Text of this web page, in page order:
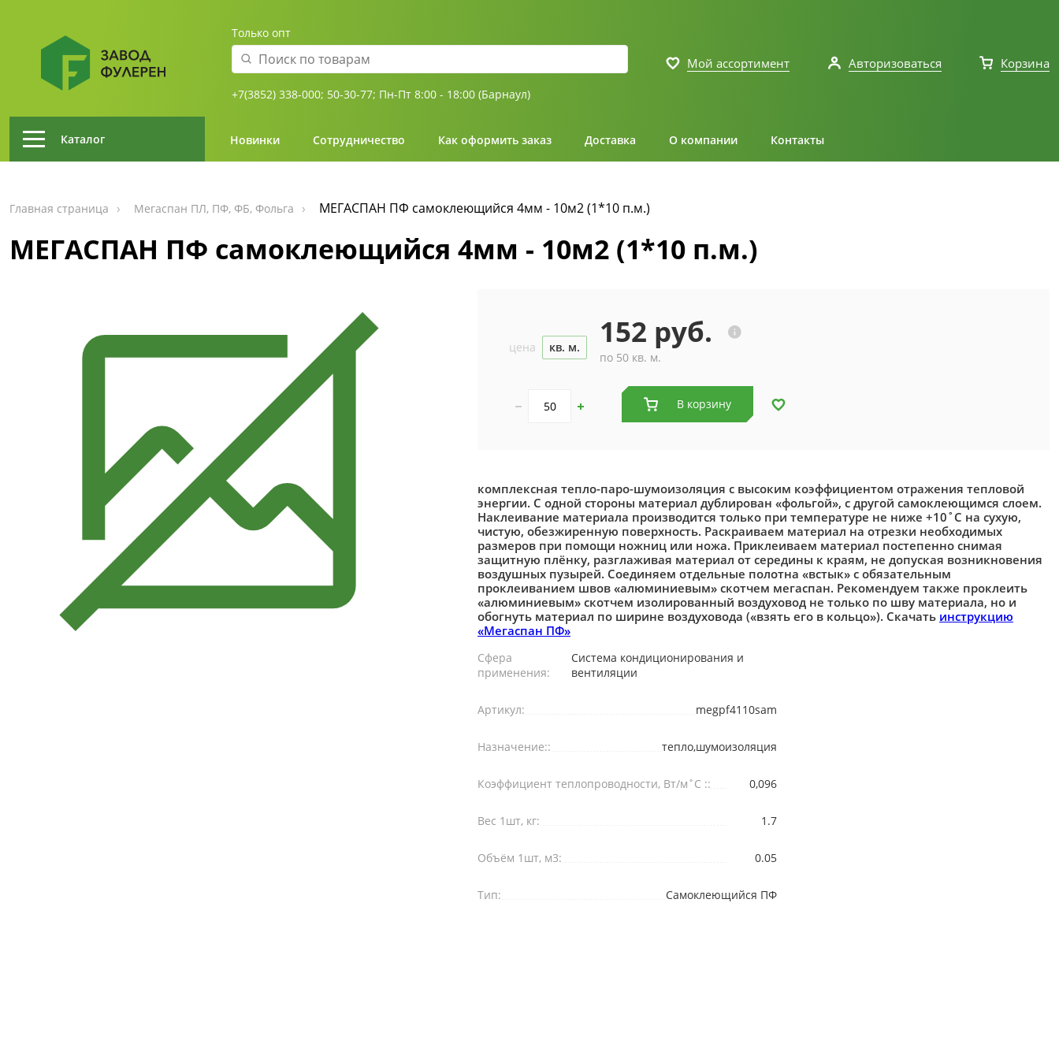
Только опт
+7(3852) 338-000; 50-30-77; Пн-Пт 8:00 - 18:00 (Барнаул)
Мой ассортимент Авторизоваться Корзина
Каталог Новинки Сотрудничество Как оформить заказ Доставка О компании Контакты
Главная страница Мегаспан ПЛ, ПФ, ФБ, Фольга МЕГАСПАН ПФ самоклеющийся 4мм - 10м2 (1*10 п.м.)
МЕГАСПАН ПФ самоклеющийся 4мм - 10м2 (1*10 п.м.)
цена кв. м. 152 руб.
по 50 кв. м.
В корзину
комплексная тепло-паро-шумоизоляция с высоким коэффициентом отражения тепловой
энергии. С одной стороны материал дублирован «фольгой», с другой самоклеющимся слоем.
Наклеивание материала производится только при температуре не ниже +10˚С на сухую,
чистую, обезжиренную поверхность. Раскраиваем материал на отрезки необходимых
размеров при помощи ножниц или ножа. Приклеиваем материал постепенно снимая
защитную плёнку, разглаживая материал от середины к краям, не допуская возникновения
воздушных пузырей. Соединяем отдельные полотна «встык» с обязательным
проклеиванием швов «алюминиевым» скотчем мегаспан. Рекомендуем также проклеить
«алюминиевым» скотчем изолированный воздуховод не только по шву материала, но и
обогнуть материал по ширине воздуховода («взять его в кольцо»). Скачать инструкцию
«Мегаспан ПФ»
Сфера
применения:
Система кондиционирования и
вентиляции
Артикул: megpf4110sam
Назначение:: тепло,шумоизоляция
Коэффициент теплопроводности, Вт/м˚С :: 0,096
Вес 1шт, кг: 1.7
Объём 1шт, м3: 0.05
Тип: Самоклеющийся ПФ